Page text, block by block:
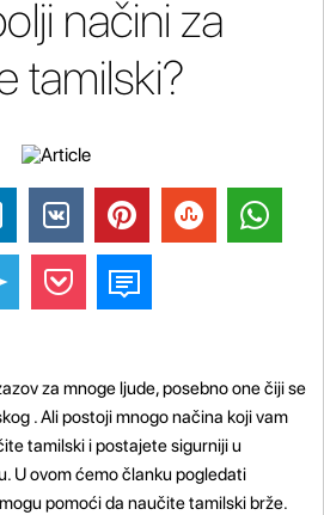
načini za
tamilski?
za mnoge ljude, posebno one čiji se
. Ali postoji mnogo načina koji vam
tamilski i postajete sigurniji u
U ovom ćemo članku pogledati
pomoći da naučite tamilski brže.